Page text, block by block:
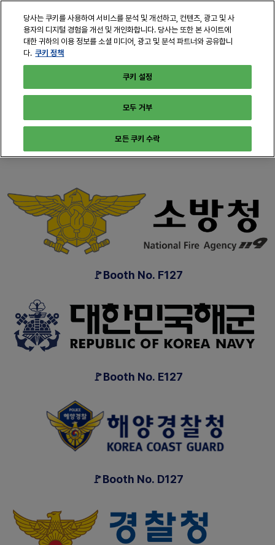
2028년 6월 21일 - 23일
인천, 송도컨벤시아
🚩Booth No. F127
🚩Booth No. E127
🚩Booth No. D127
당사는 쿠키를 사용하여 서비스를 분석 및 개선하고, 컨텐츠, 광고 및 사
용자의 디지털 경험을 개선 및 개인화합니다. 당사는 또한 본 사이트에
대한 귀하의 이용 정보를 소셜 미디어, 광고 및 분석 파트너와 공유합니
다. 쿠키 정책
쿠키 설정
모두 거부
모든 쿠키 수락